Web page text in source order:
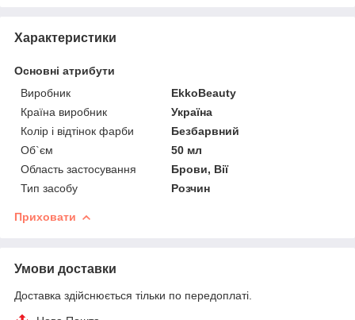
Характеристики
Основні атрибути
Виробник
EkkoBeauty
Країна виробник
Україна
Колір і відтінок фарби
Безбарвний
Об`єм
50 мл
Область застосування
Брови, Вії
Тип засобу
Розчин
Приховати
Умови доставки
Доставка здійснюється тільки по передоплаті.